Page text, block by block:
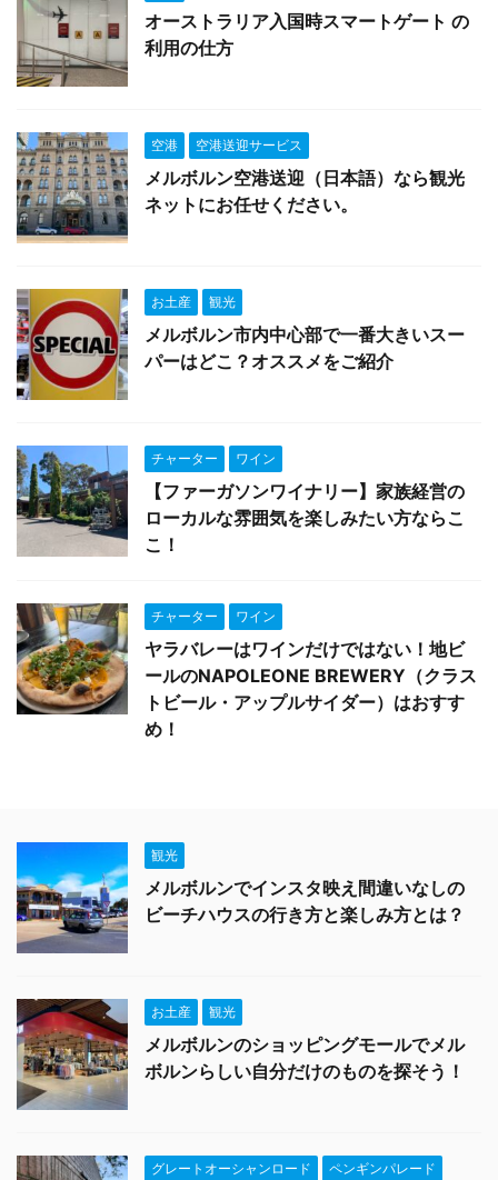
オーストラリア入国時スマートゲート の
利用の仕方
空港 空港送迎サービス
メルボルン空港送迎（日本語）なら観光
ネットにお任せください。
お土産 観光
メルボルン市内中心部で一番大きいスー
パーはどこ？オススメをご紹介
チャーター ワイン
【ファーガソンワイナリー】家族経営の
ローカルな雰囲気を楽しみたい方ならこ
こ！
チャーター ワイン
ヤラバレーはワインだけではない！地ビ
ールのNAPOLEONE BREWERY（クラス
トビール・アップルサイダー）はおすす
め！
観光
メルボルンでインスタ映え間違いなしの
ビーチハウスの行き方と楽しみ方とは？
お土産 観光
メルボルンのショッピングモールでメル
ボルンらしい自分だけのものを探そう！
グレートオーシャンロード
ペンギンパレード